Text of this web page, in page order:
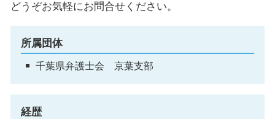
どうぞお気軽にお問合せください。
所属団体
千葉県弁護士会 京葉支部
経歴